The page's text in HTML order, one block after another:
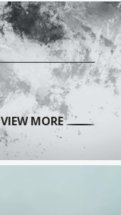
VIEW MORE